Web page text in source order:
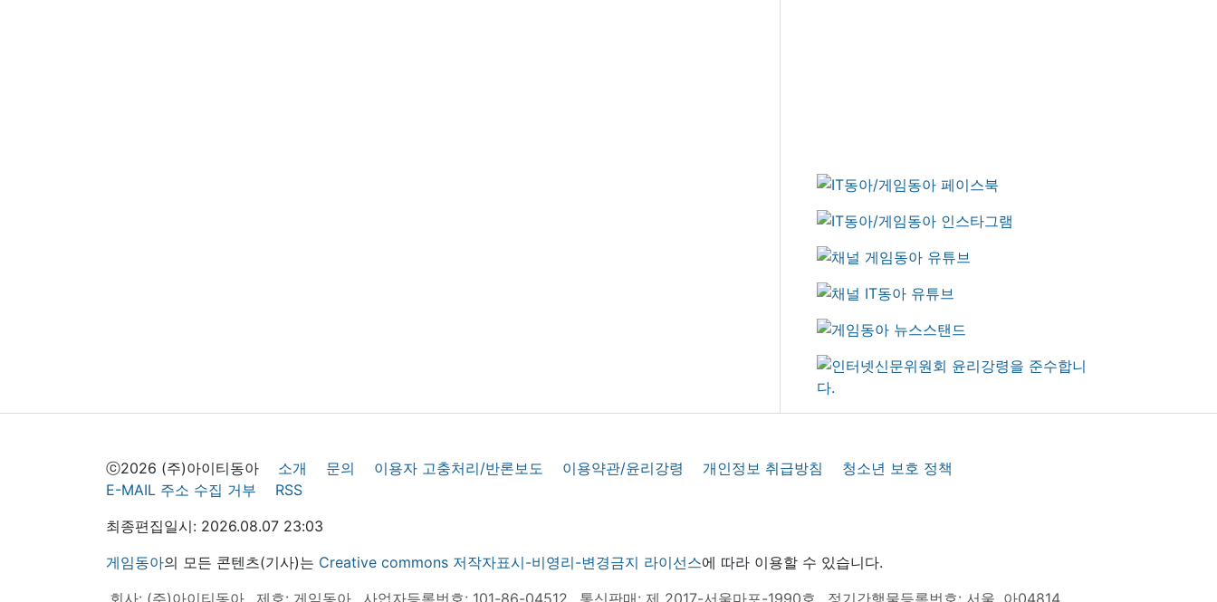
ⓒ2026 (주)아이티동아 소개 문의 이용자 고충처리/반론보도 이용약관/윤리강령 개인정보 취급방침
청소년 보호 정책
E-MAIL 주소 수집 거부
RSS
최종편집일시: 2026.08.07 23:03
게임동아의 모든 콘텐츠(기사)는 Creative commons 저작자표시-비영리-변경금지 라이선스에 따라 이용할 수 있습니다.
회사: (주)아이티동아
제호: 게임동아 사업자등록번호: 101-86-04512 통신판매: 제 2017-서울마포-1990호 정기간행물등록번호: 서울, 아04814